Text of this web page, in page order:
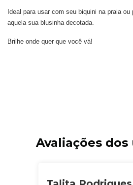
Ideal para usar com seu biquini na praia
aquela sua blusinha decotada.
Brilhe onde quer que você vá!
Avaliações dos